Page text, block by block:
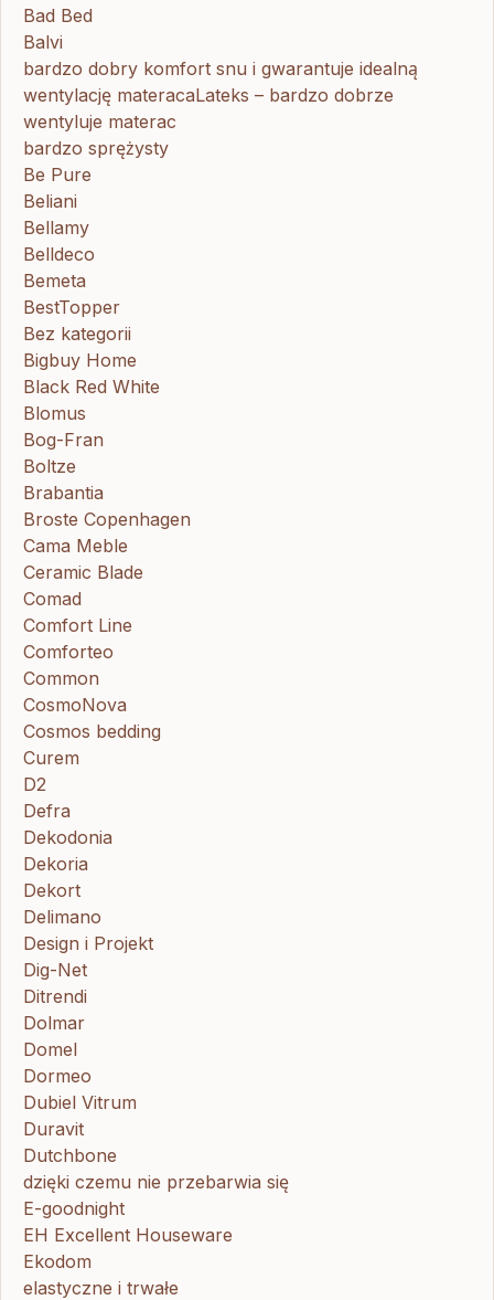
Bad Bed
Balvi
bardzo dobry komfort snu i gwarantuje idealną
wentylację materacaLateks – bardzo dobrze
wentyluje materac
bardzo sprężysty
Be Pure
Beliani
Bellamy
Belldeco
Bemeta
BestTopper
Bez kategorii
Bigbuy Home
Black Red White
Blomus
Bog-Fran
Boltze
Brabantia
Broste Copenhagen
Cama Meble
Ceramic Blade
Comad
Comfort Line
Comforteo
Common
CosmoNova
Cosmos bedding
Curem
D2
Defra
Dekodonia
Dekoria
Dekort
Delimano
Design i Projekt
Dig-Net
Ditrendi
Dolmar
Domel
Dormeo
Dubiel Vitrum
Duravit
Dutchbone
dzięki czemu nie przebarwia się
E-goodnight
EH Excellent Houseware
Ekodom
elastyczne i trwałe